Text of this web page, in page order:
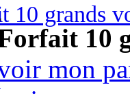
10 grands
10
mon